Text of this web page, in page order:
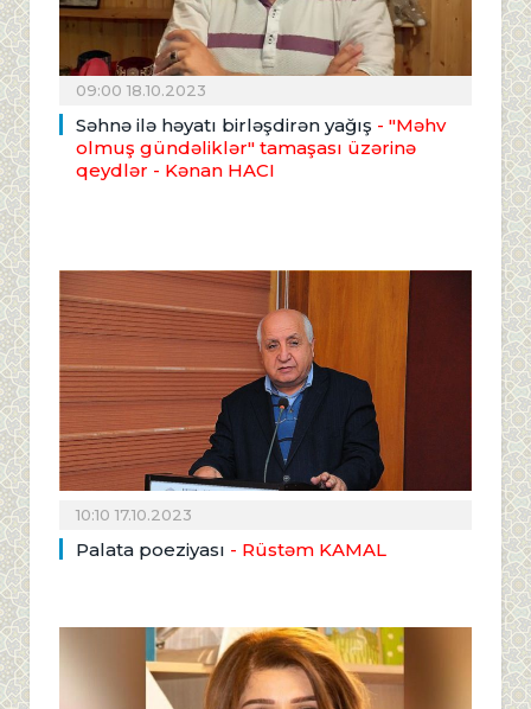
09:00 18.10.2023
Səhnə ilə həyatı birləşdirən yağış - "Məhv
olmuş gündəliklər" tamaşası üzərinə
qeydlər - Kənan HACI
10:10 17.10.2023
Palata poeziyası - Rüstəm KAMAL